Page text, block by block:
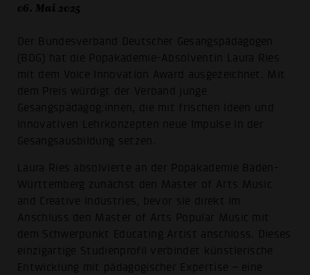
06. Mai 2025
Der Bundesverband Deutscher Gesangspädagogen
(BDG) hat die Popakademie-Absolventin Laura Ries
mit dem Voice Innovation Award ausgezeichnet. Mit
dem Preis würdigt der Verband junge
Gesangspädagog:innen, die mit frischen Ideen und
innovativen Lehrkonzepten neue Impulse in der
Gesangsausbildung setzen.
Laura Ries absolvierte an der Popakademie Baden-
Württemberg zunächst den Master of Arts Music
and Creative Industries, bevor sie direkt im
Anschluss den Master of Arts Popular Music mit
dem Schwerpunkt Educating Artist anschloss. Dieses
einzigartige Studienprofil verbindet künstlerische
Entwicklung mit pädagogischer Expertise – eine